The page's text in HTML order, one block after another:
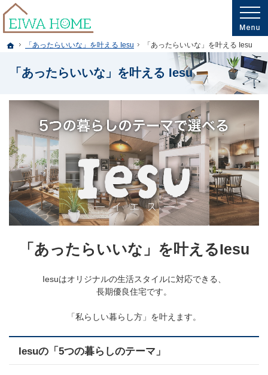
ホーム「あったらいいな」を叶える Iesu 「あったらいいな」を叶える Iesu
「あったらいいな」を叶える Iesu
プロの目線からご提案。岩手県釜石市・大槌町の注文住宅・新築戸建てを手がけ
岩手県釜石市・大槌町の新築・注文住宅・新築戸建てを手がける工務店ならエイワ
「あったらいいな」を叶えるIesu
Iesuはオリジナルの生活スタイルに対応できる、
長期優良住宅です。
「私らしい暮らし方」を叶えます。
Iesuの「5つの暮らしのテーマ」